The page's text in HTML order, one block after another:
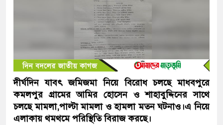
দীর্ঘদিন যাবৎ জমিজমা নিয়ে বিরোধ চলছে মাধবপুরে
কমলপুর গ্রামের আমির হোসেন ও শাহাবুদ্দিনের সাথে
চলছে মামলা,পাল্টা মামলা ও হামলা মতন ঘটনাও।এ নিয়ে
এলাকায় থমথমে পরিস্থিতি বিরাজ করছে।